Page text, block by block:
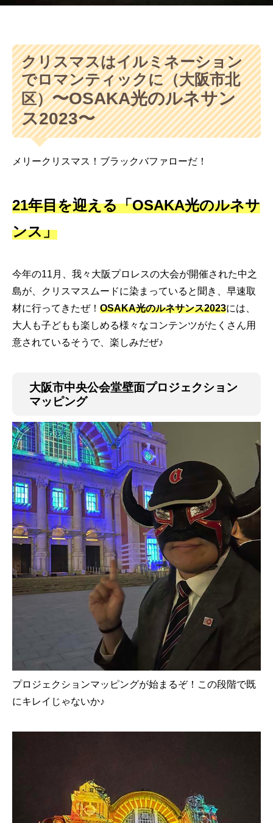
クリスマスはイルミネーション
でロマンティックに（大阪市北
区）〜OSAKA光のルネサン
ス2023〜
メリークリスマス！ブラックバファローだ！
21年目を迎える「OSAKA光のルネサ
ンス」
今年の11月、我々大阪プロレスの大会が開催された中之
島が、クリスマスムードに染まっていると聞き、早速取
材に行ってきたぜ！ OSAKA光のルネサンス2023には、
大人も子どもも楽しめる様々なコンテンツがたくさん用
意されているそうで、楽しみだぜ♪
大阪市中央公会堂壁面プロジェクション
マッピング
プロジェクションマッピングが始まるぞ！この段階で既
にキレイじゃないか♪